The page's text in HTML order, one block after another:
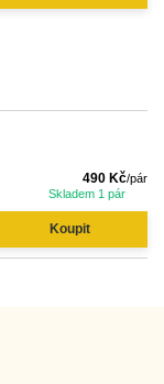
490 Kč/pár
Skladem 1 pár
Koupit